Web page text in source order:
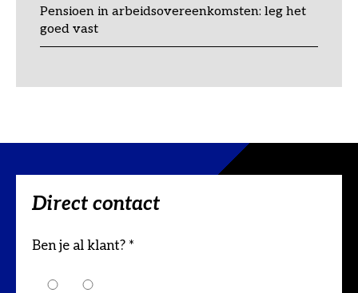
Pensioen in arbeidsovereenkomsten: leg het
goed vast
Direct contact
Ben je al klant? *